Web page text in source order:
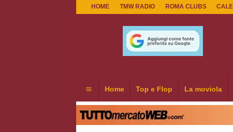
HOME TMW RADIO ROMA CLUBS
Home Top e Flop La moviola